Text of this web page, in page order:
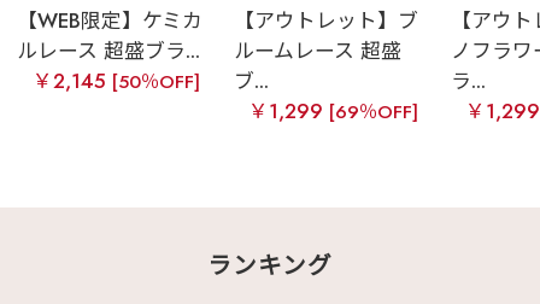
【WEB限定】ケミカ
ルレース 超盛ブラ...
￥2,145 [50％OFF]
【アウトレット】ブ
ルームレース 超盛
ブ...
￥1,299 [69％OFF]
【アウ
ノフラ
ラ...
￥
ランキング